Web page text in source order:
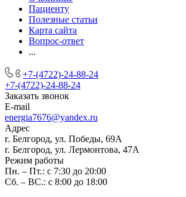
Пациенту
Полезные статьи
Карта сайта
Вопрос-ответ
...
+7-(4722)-24-88-24
+7-(4722)-24-88-24
Заказать звонок
E-mail
energia7676@yandex.ru
Адрес
г. Белгород, ул. Победы, 69А
г. Белгород, ул. Лермонтова, 47А
Режим работы
Пн. – Пт.: с 7:30 до 20:00
Сб. – ВС.: с 8:00 до 18:00